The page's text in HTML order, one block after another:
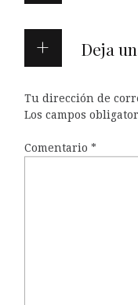
Deja
Tu dirección de
Los campos
Comentario *